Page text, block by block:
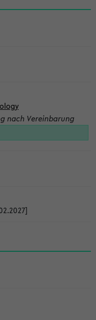
nach Vereinbarung